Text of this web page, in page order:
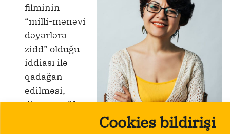
Cookies bildirişi
filminin
“milli-mənəvi
dəyərlərə
zidd” olduğu
iddiası ilə
qadağan
edilməsi,
digər tərəfdə